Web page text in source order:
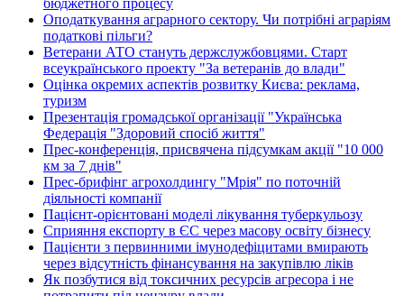
Оподаткування аграрного сектору. Чи потрібні аграріям
податкові пільги?
Ветерани АТО стануть держслужбовцями. Старт
всеукраїнського проекту "За ветеранів до влади"
Оцінка окремих аспектів розвитку Києва: реклама,
туризм
Презентація громадської організації "Українська
Федерація "Здоровий спосіб життя"
Прес-конференція, присвячена підсумкам акції "10 000
км за 7 днів"
Прес-брифінг агрохолдингу "Мрія" по поточній
діяльності компанії
Пацієнт-орієнтовані моделі лікування туберкульозу
Сприяння експорту в ЄС через масову освіту бізнесу
Пацієнти з первинними імунодефіцитами вмирають
через відсутність фінансування на закупівлю ліків
Як позбутися від токсичних ресурсів агресора і не